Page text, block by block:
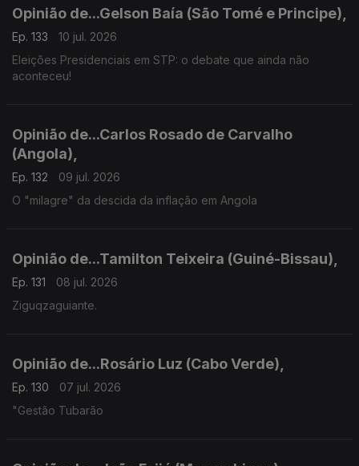
Opinião de...Gelson Baía (São Tomé e Principe),
Ep. 133
10 jul. 2026
Eleições Presidenciais em STP: o debate que ainda não
aconteceu!
Opinião de...Carlos Rosado de Carvalho
(Angola),
Ep. 132
09 jul. 2026
O "milagre" da descida da inflação em Angola
Opinião de...Tamilton Teixeira (Guiné-Bissau),
Ep. 131
08 jul. 2026
Ziguqzaguiante.
Opinião de...Rosário Luz (Cabo Verde),
Ep. 130
07 jul. 2026
"Gestão Tubarão